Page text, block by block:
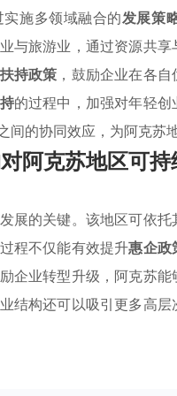
施多领域融合的发展策
与旅游业，通过资源共
持政策 ，鼓励企业在各
的过程中，加强对年轻
的协同效应，为阿克苏
阿克苏地区可
展的关键。该地区可依
程不仅能有效提升惠企政
企业转型升级，阿克苏
结构还可以吸引更多高